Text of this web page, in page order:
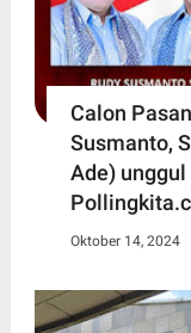
Calon
Susmanto,
Ade)
Oktober 14, 2024